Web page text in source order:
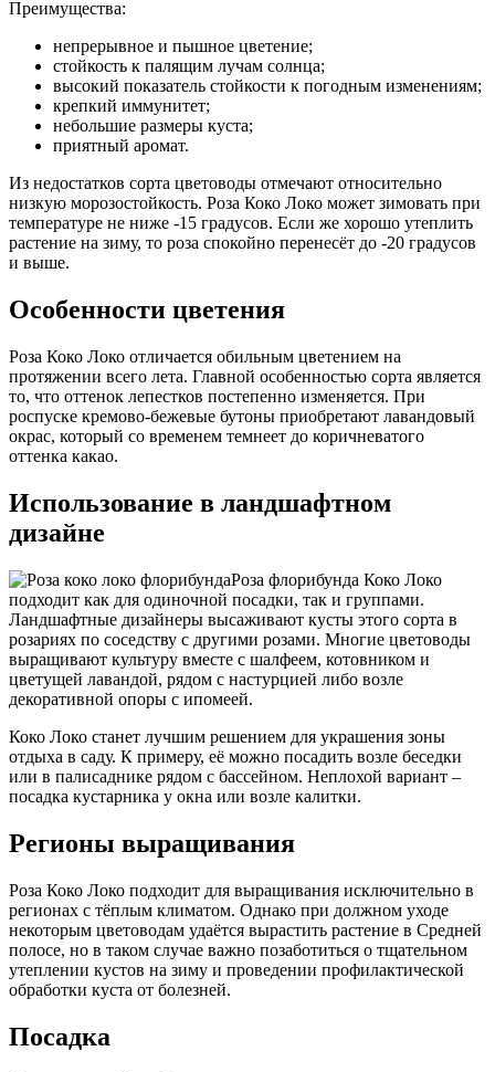
Преимущества:
непрерывное и пышное цветение;
стойкость к палящим лучам солнца;
высокий показатель стойкости к погодным изменениям;
крепкий иммунитет;
небольшие размеры куста;
приятный аромат.
Из недостатков сорта цветоводы отмечают относительно
низкую морозостойкость. Роза Коко Локо может зимовать при
температуре не ниже -15 градусов. Если же хорошо утеплить
растение на зиму, то роза спокойно перенесёт до -20 градусов
и выше.
Особенности цветения
Роза Коко Локо отличается обильным цветением на
протяжении всего лета. Главной особенностью сорта является
то, что оттенок лепестков постепенно изменяется. При
роспуске кремово-бежевые бутоны приобретают лавандовый
окрас, который со временем темнеет до коричневатого
оттенка какао.
Использование в ландшафтном
дизайне
Роза флорибунда Коко Локо
подходит как для одиночной посадки, так и группами.
Ландшафтные дизайнеры высаживают кусты этого сорта в
розариях по соседству с другими розами. Многие цветоводы
выращивают культуру вместе с шалфеем, котовником и
цветущей лавандой, рядом с настурцией либо возле
декоративной опоры с ипомеей.
Коко Локо станет лучшим решением для украшения зоны
отдыха в саду. К примеру, её можно посадить возле беседки
или в палисаднике рядом с бассейном. Неплохой вариант –
посадка кустарника у окна или возле калитки.
Регионы выращивания
Роза Коко Локо подходит для выращивания исключительно в
регионах с тёплым климатом. Однако при должном уходе
некоторым цветоводам удаётся вырастить растение в Средней
полосе, но в таком случае важно позаботиться о тщательном
утеплении кустов на зиму и проведении профилактической
обработки куста от болезней.
Посадка